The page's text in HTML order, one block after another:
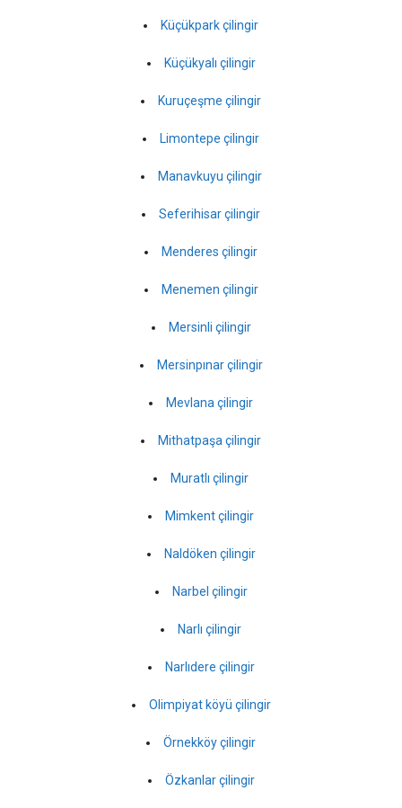
Küçükpark çilingir
Küçükyalı çilingir
Kuruçeşme çilingir
Limontepe çilingir
Manavkuyu çilingir
Seferihisar çilingir
Menderes çilingir
Menemen çilingir
Mersinli çilingir
Mersinpınar çilingir
Mevlana çilingir
Mithatpaşa çilingir
Muratlı çilingir
Mimkent çilingir
Naldöken çilingir
Narbel çilingir
Narlı çilingir
Narlıdere çilingir
Olimpiyat köyü çilingir
Örnekköy çilingir
Özkanlar çilingir